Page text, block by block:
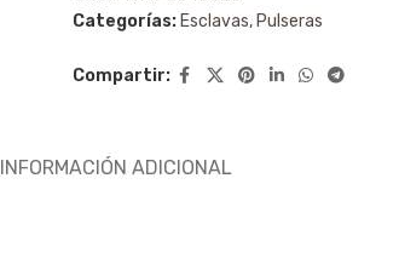
Categorías: Esclavas, Pulseras
Compartir:
INFORMACIÓN ADICIONAL